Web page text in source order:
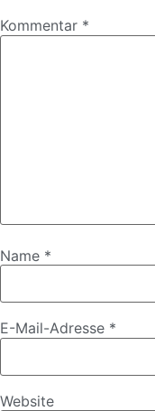
Kommentar *
Name *
E-Mail-Adresse *
Website